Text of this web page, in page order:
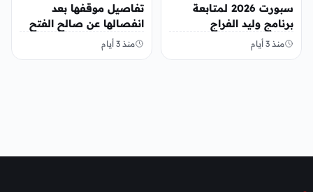
سبورت 2026 لمتابعة
برنامج وليد الفراج
منذ 3 أيام
تفاصيل موقفها بعد
انفصالها عن صالح الفتح
منذ 3 أيام